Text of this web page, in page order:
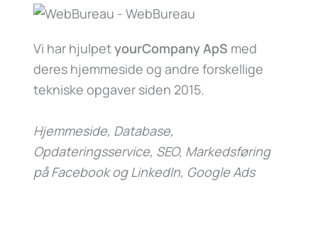
Vi har hjulpetyourCompany ApS med
deres hjemmeside og andre forskellige
tekniske opgaver siden 2015.
Hjemmeside, Database,
Opdateringsservice, SEO, Markedsføring
på Facebook og LinkedIn, Google Ads